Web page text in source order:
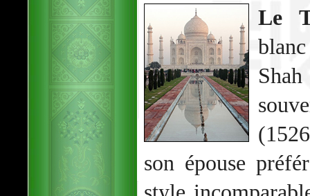
Le
son épouse